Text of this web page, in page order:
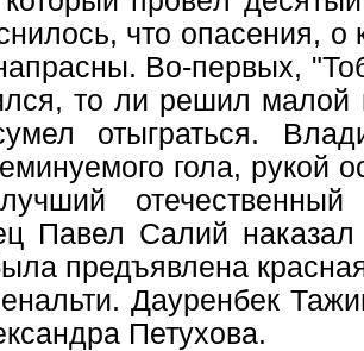
что опасения,
Во-первых,
то ли решил малой
отыграться.
гола, рукой
Павел Салий наказал
предъявлена
Дауренбек
Петухова.